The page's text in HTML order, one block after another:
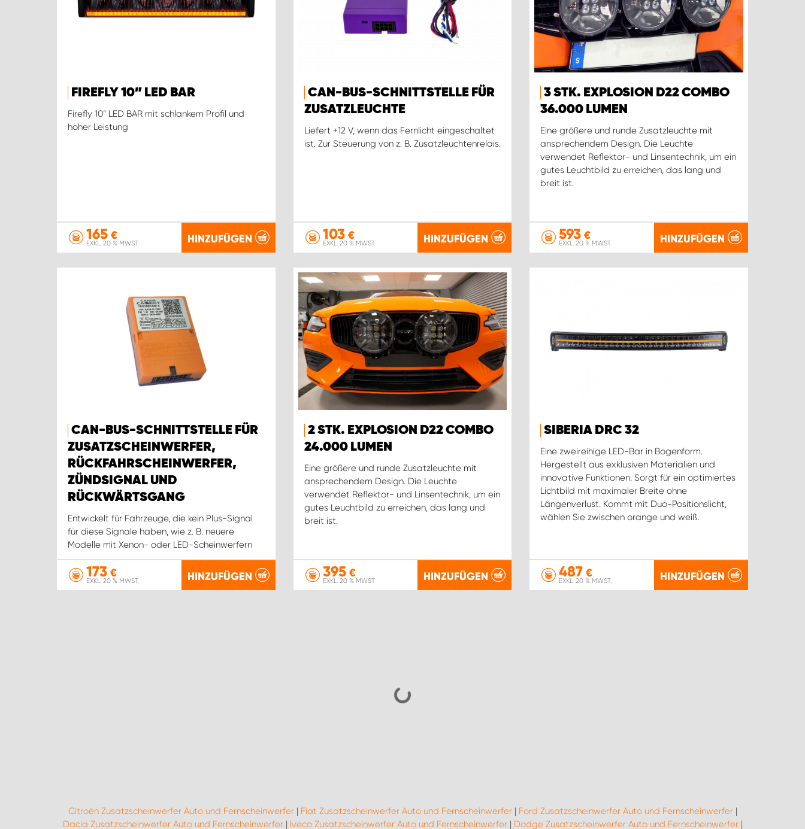
FIREFLY 10” LED BAR
Firefly 10“ LED BAR mit schlankem Profil und
hoher Leistung
165 €
EXKL. 20 % MWST. HINZUFÜGEN
CAN-BUS-SCHNITTSTELLE FÜR
ZUSATZLEUCHTE
Liefert +12 V, wenn das Fernlicht eingeschaltet
ist. Zur Steuerung von z. B. Zusatzleuchtenrelais.
103€
EXKL. 20 % MWST. HINZUFÜGEN
3 STK. EXPLOSION D22 COMBO
36.000 LUMEN
Eine größere und runde Zusatzleuchte mit
ansprechendem Design. Die Leuchte
verwendet Reflektor- und Linsentechnik, um ein
gutes Leuchtbild zu erreichen, das lang und
breit ist.
593 €
EXKL. 20 % MWST. HINZUFÜGEN
CAN-BUS-SCHNITTSTELLE FÜR
ZUSATZSCHEINWERFER,
RÜCKFAHRSCHEINWERFER,
ZÜNDSIGNAL UND
RÜCKWÄRTSGANG
Entwickelt für Fahrzeuge, die kein Plus-Signal
für diese Signale haben, wie z. B. neuere
Modelle mit Xenon- oder LED-Scheinwerfern
173 €
EXKL. 20 % MWST. HINZUFÜGEN
2 STK. EXPLOSION D22 COMBO
24.000 LUMEN
Eine größere und runde Zusatzleuchte mit
ansprechendem Design. Die Leuchte
verwendet Reflektor- und Linsentechnik, um ein
gutes Leuchtbild zu erreichen, das lang und
breit ist.
395€
EXKL. 20 % MWST. HINZUFÜGEN
SIBERIA DRC 32
Eine zweireihige LED-Bar in Bogenform.
Hergestellt aus exklusiven Materialien und
innovative Funktionen. Sorgt für ein optimiertes
Lichtbild mit maximaler Breite ohne
Längenverlust. Kommt mit Duo-Positionslicht,
wählen Sie zwischen orange und weiß.
487 €
EXKL. 20 % MWST. HINZUFÜGEN
Citroën Zusatzscheinwerfer Auto und Fernscheinwerfer| Fiat Zusatzscheinwerfer Auto und Fernscheinwerfer| Ford Zusatzscheinwerfer Auto und Fernscheinwerfer|
Dacia Zusatzscheinwerfer Auto und Fernscheinwerfer| Iveco Zusatzscheinwerfer Auto und Fernscheinwerfer| Dodge Zusatzscheinwerfer Auto und Fernscheinwerfer|